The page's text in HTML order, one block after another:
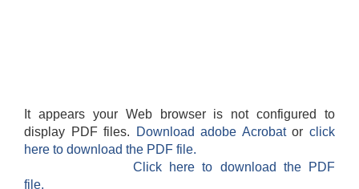
It appears your Web browser is not configured to
display PDF files.
Download adobe Acrobatorclick
here to download the PDF file.
Click here to download the PDF
file.